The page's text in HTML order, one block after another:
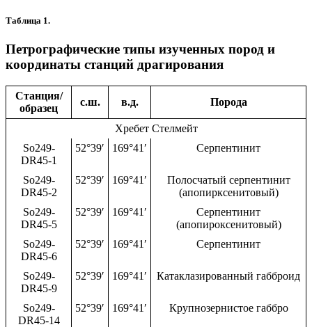
Таблица 1.
Петрографические типы изученных пород и
координаты станций драгирования
Станция/
образец
с.ш. в.д. Порода
Хребет Стелмейт
So249-
DR45-1
52°39′ 169°41′ Серпентинит
So249-
DR45-2
52°39′ 169°41′
Полосчатый серпентинит
(апопирксенитовый)
So249-
DR45-5
52°39′ 169°41′
Серпентинит
(апопироксенитовый)
So249-
DR45-6
52°39′ 169°41′ Серпентинит
So249-
DR45-9
52°39′ 169°41′ Катаклазированный габброид
So249-
DR45-14
52°39′ 169°41′ Крупнозернистое габбро